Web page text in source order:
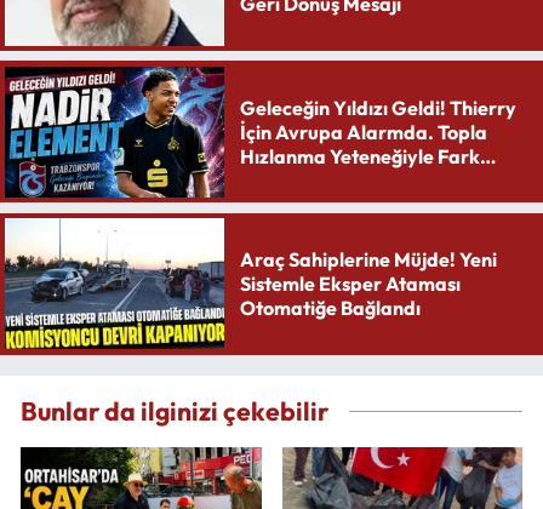
Geleceğin Yıldızı Geldi! Thierry
İçin Avrupa Alarmda. Topla
Hızlanma Yeteneğiyle Fark
Araç Sahiplerine Müjde! Yeni
Sistemle Eksper Ataması
Otomatiğe Bağlandı
Bunlar da ilginizi çekebilir